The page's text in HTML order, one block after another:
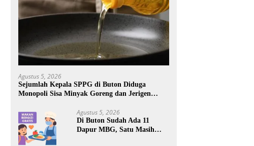
Agustus 5, 2026
Sejumlah Kepala SPPG di Buton Diduga
Monopoli Sisa Minyak Goreng dan Jerigen
Agustus 5, 2026
Di Buton Sudah Ada 11
Dapur MBG, Satu Masih